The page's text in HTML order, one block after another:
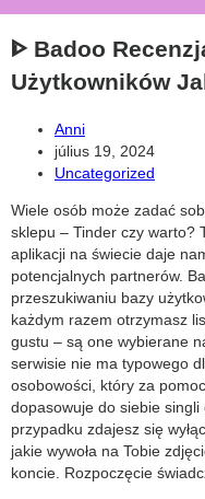
ᐈ Badoo
Użytkowników
Post
author:
Anni
Post
published:
július 19, 2024
Post
Uncategorized
Wiele osób może zadać
sklepu – Tinder czy warto?
aplikacji na świecie daje
potencjalnych partnerów.
przeszukiwaniu bazy
każdym razem otrzymasz
gustu – są one wybierane
serwisie nie ma typowego
osobowości, który za
dopasowuje do siebie
przypadku zdajesz się
jakie wywoła na Tobie
koncie. Rozpoczęcie